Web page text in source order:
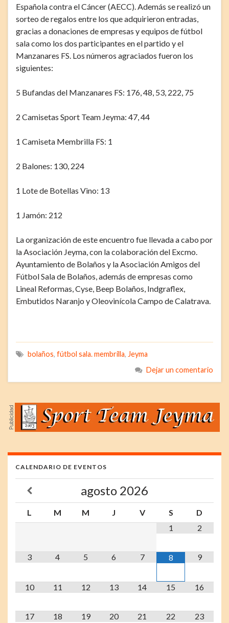
Española contra el Cáncer (AECC). Además se realizó un
sorteo de regalos entre los que adquirieron entradas,
gracias a donaciones de empresas y equipos de fútbol
sala como los dos participantes en el partido y el
Manzanares FS. Los números agraciados fueron los
siguientes:
5 Bufandas del Manzanares FS: 176, 48, 53, 222, 75
2 Camisetas Sport Team Jeyma: 47, 44
1 Camiseta Membrilla FS: 1
2 Balones: 130, 224
1 Lote de Botellas Vino: 13
1 Jamón: 212
La organización de este encuentro fue llevada a cabo por
la Asociación Jeyma, con la colaboración del Excmo.
Ayuntamiento de Bolaños y la Asociación Amigos del
Fútbol Sala de Bolaños, además de empresas como
Lineal Reformas, Cyse, Beep Bolaños, Indgraflex,
Embutidos Naranjo y Oleovinícola Campo de Calatrava.
bolaños, fútbol sala. membrilla, Jeyma
Dejar un comentario
CALENDARIO DE EVENTOS
agosto 2026
L M M J V S
D
1
2
3 4 5 6 7 8 9
10 11 12 13 14 15 16
17 18 19 20 21 22 23